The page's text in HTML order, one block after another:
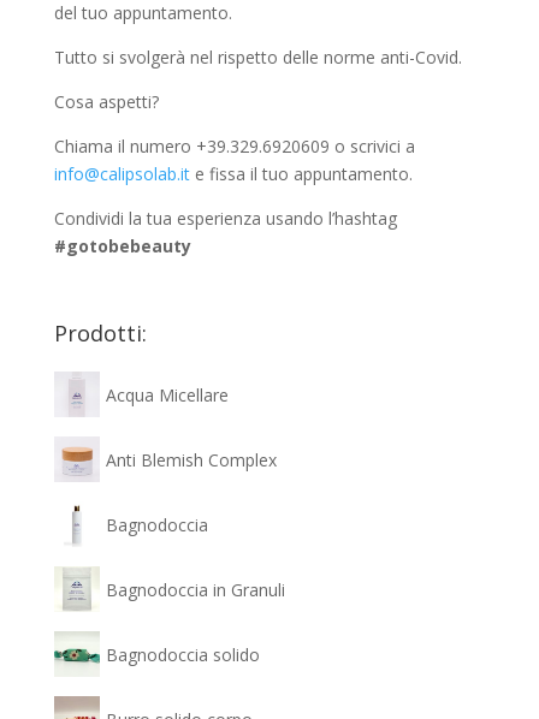
del tuo appuntamento.
Tutto si svolgerà nel rispetto delle norme anti-Covid.
Cosa aspetti?
Chiama il numero +39.329.6920609 o scrivici a
info@calipsolab.ite fissa il tuo appuntamento.
Condividi la tua esperienza usando l’hashtag
#gotobebeauty
Prodotti:
Acqua Micellare
Anti Blemish Complex
Bagnodoccia
Bagnodoccia in Granuli
Bagnodoccia solido